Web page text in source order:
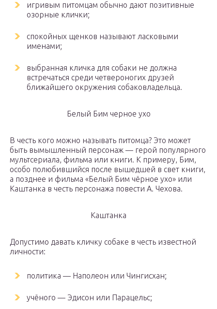
игривым питомцам обычно дают позитивные
озорные клички;
спокойных щенков называют ласковыми
именами;
выбранная кличка для собаки не должна
встречаться среди четвероногих друзей
ближайшего окружения собаковладельца.
Белый Бим черное ухо
В честь кого можно называть питомца? Это может
быть вымышленный персонаж — герой популярного
мультсериала, фильма или книги. К примеру, Бим,
особо полюбившийся после вышедшей в свет книги,
а позднее и фильма «Белый Бим чёрное ухо» или
Каштанка в честь персонажа повести А. Чехова.
Каштанка
Допустимо давать кличку собаке в честь известной
личности:
политика — Наполеон или Чингисхан;
учёного — Эдисон или Парацельс;